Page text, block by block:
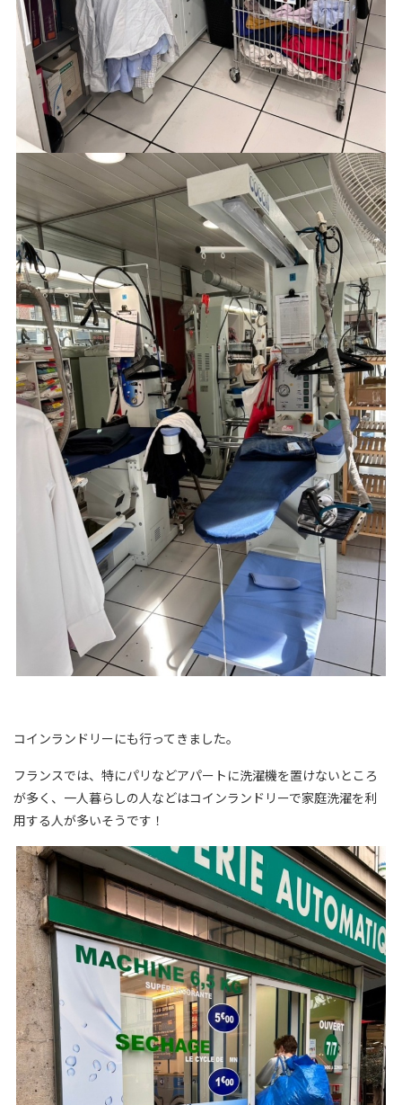
コインランドリーにも行ってきました。
フランスでは、特にパリなどアパートに洗濯機を置けないところ
が多く、一人暮らしの人などはコインランドリーで家庭洗濯を利
用する人が多いそうです！